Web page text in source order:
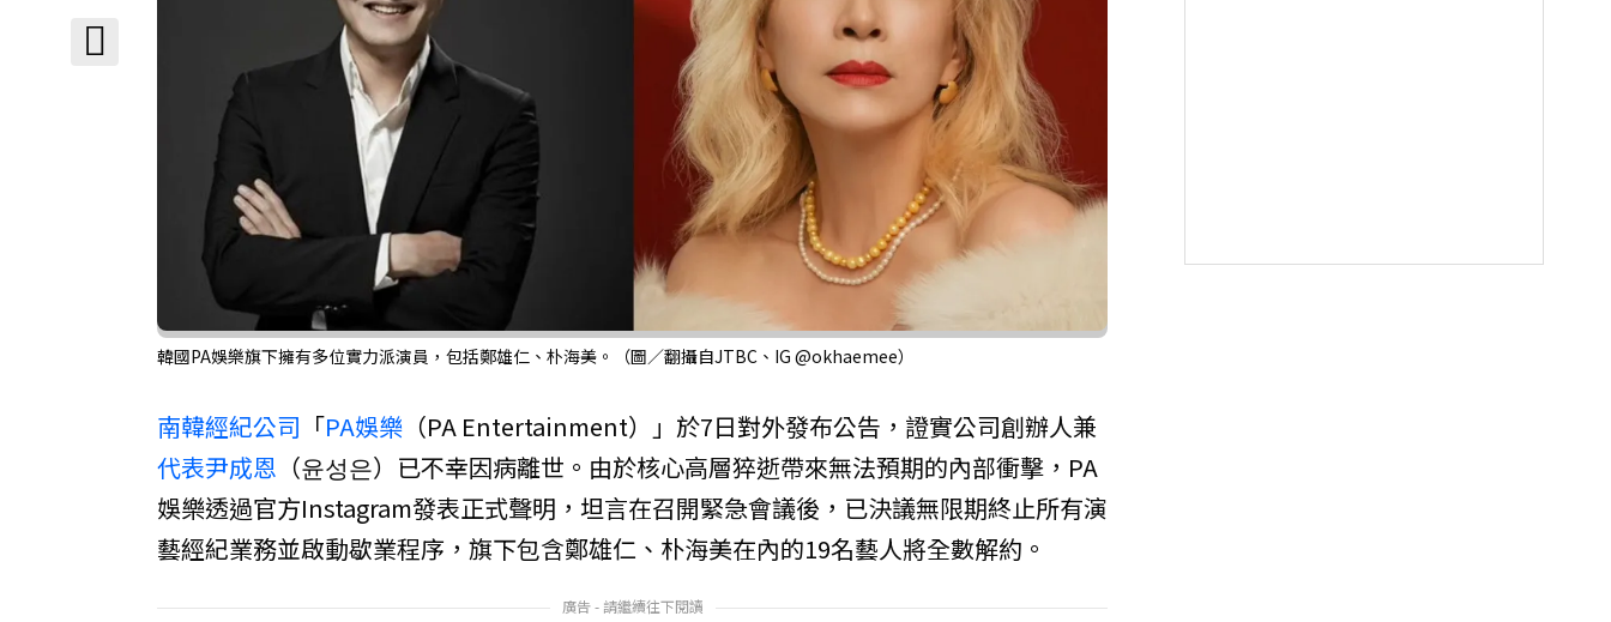
韓國PA娛樂旗下擁有多位實力派演員，包括鄭雄仁、朴海美。（圖／翻攝自JTBC、IG @okhaemee）
南韓經紀公司 「PA娛樂 （PA Entertainment）」於7日對外發布公告，證實公司創辦人兼
代表尹成恩 （윤성은）已不幸因病離世。由於核心高層猝逝帶來無法預期的內部衝擊，PA
娛樂透過官方Instagram發表正式聲明，坦言在召開緊急會議後，已決議無限期終止所有演
藝經紀業務並啟動歇業程序，旗下包含鄭雄仁、朴海美在內的19名藝人將全數解約。
廣告 - 請繼續往下閱讀